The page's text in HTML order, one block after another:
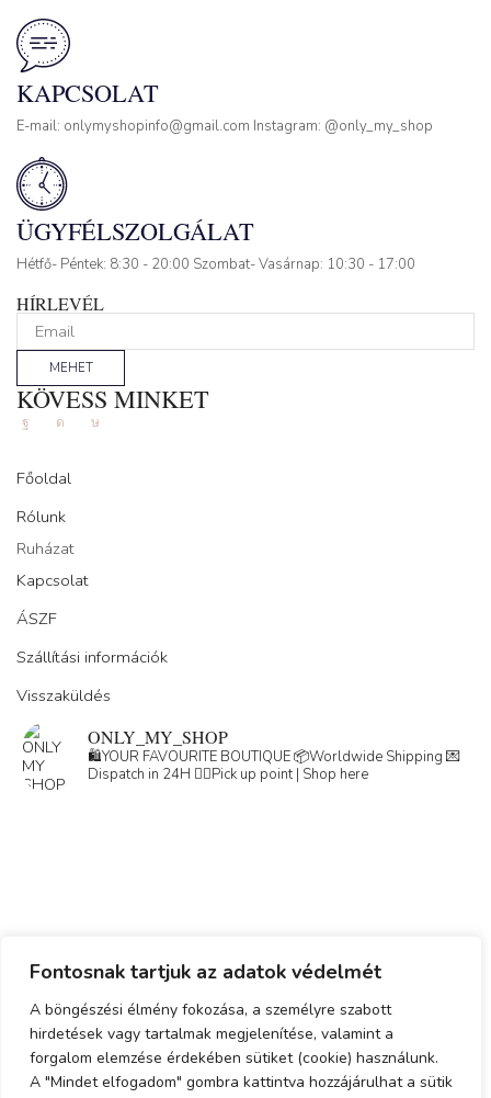
Fontosnak tartjuk az adatok védelmét
A böngészési élmény fokozása, a személyre szabott
hirdetések vagy tartalmak megjelenítése, valamint a
forgalom elemzése érdekében sütiket (cookie) használunk.
A "Mindet elfogadom" gombra kattintva hozzájárulhat a sütik
KAPCSOLAT
E-mail: onlymyshopinfo@gmail.com Instagram: @only_my_shop
ÜGYFÉLSZOLGÁLAT
Hétfő- Péntek: 8:30 - 20:00 Szombat- Vasárnap: 10:30 - 17:00
HÍRLEVÉL
MEHET
KÖVESS MINKET
FacebookInstagram
Tik-
Főoldal
Rólunk
Ruházat
Kapcsolat
ÁSZF
Szállítási információk
Visszaküldés
ONLY_MY_SHOP
🛍️YOUR FAVOURITE BOUTIQUE📦Worldwide Shipping 💌
Dispatch in 24H 👇🏽Pick up point | Shop here
Adatkezelési tájékoztató
ÁSZF
Simplepay fizetési tájékoztató